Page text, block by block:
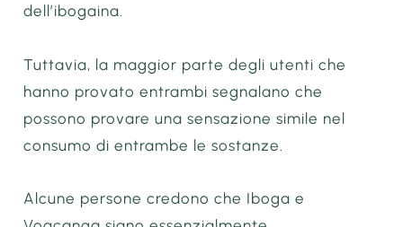
dell’ibogaina.
Tuttavia, la maggior parte degli utenti che
hanno provato entrambi segnalano che
possono provare una sensazione simile nel
consumo di entrambe le sostanze.
Alcune persone credono che Iboga e